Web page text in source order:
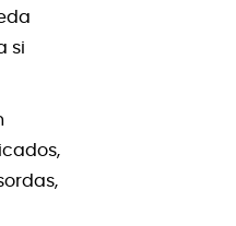
si